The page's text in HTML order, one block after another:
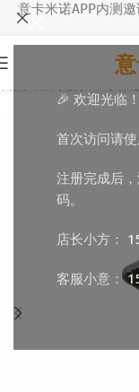
🎉 欢迎光临！
首次访问请使
注册完成后
码。
店长小方：
客服小意：
意卡米诺APP内测